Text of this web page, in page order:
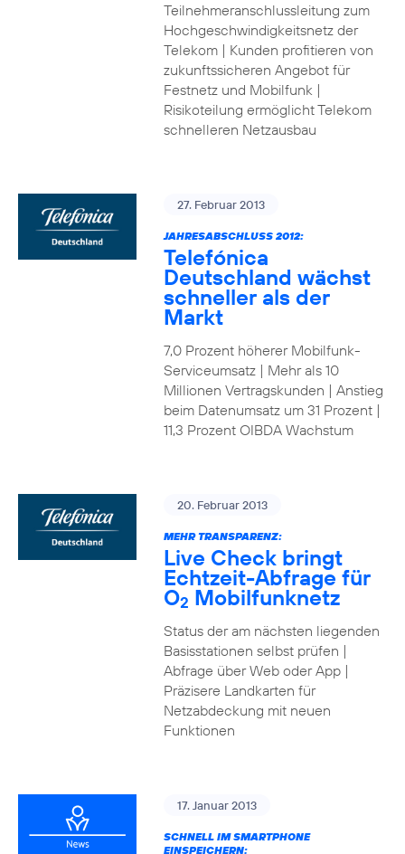
Teilnehmeranschlussleitung zum
Hochgeschwindigkeitsnetz der
Telekom | Kunden profitieren von
zukunftssicheren Angebot für
Festnetz und Mobilfunk |
Risikoteilung ermöglicht Telekom
schnelleren Netzausbau
27. Februar 2013
JAHRESABSCHLUSS 2012:
Telefónica
Deutschland wächst
schneller als der
Markt
7,0 Prozent höherer Mobilfunk-
Serviceumsatz | Mehr als 10
Millionen Vertragskunden | Anstieg
beim Datenumsatz um 31 Prozent |
11,3 Prozent OIBDA Wachstum
20. Februar 2013
MEHR TRANSPARENZ:
Live Check bringt
Echtzeit-Abfrage für
O2 Mobilfunknetz
Status der am nächsten liegenden
Basisstationen selbst prüfen |
Abfrage über Web oder App |
Präzisere Landkarten für
Netzabdeckung mit neuen
Funktionen
17. Januar 2013
SCHNELL IM SMARTPHONE
EINSPEICHERN: